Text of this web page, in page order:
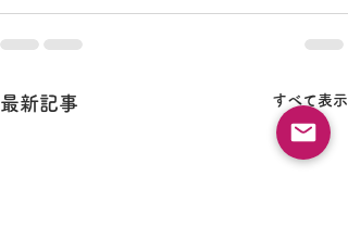
最新記事 すべて表示